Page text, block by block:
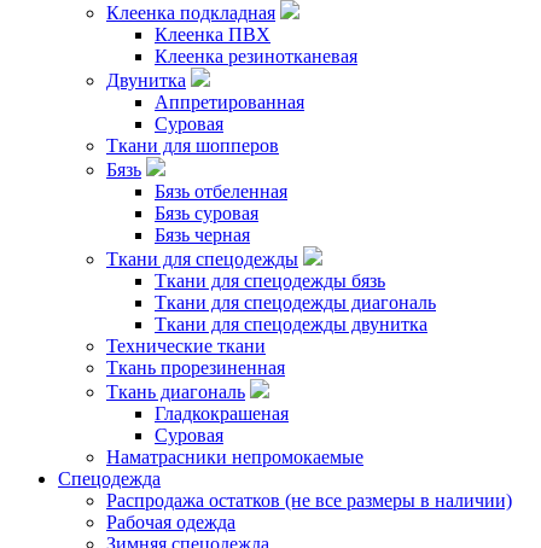
Клеенка подкладная
Клеенка ПВХ
Клеенка резинотканевая
Двунитка
Аппретированная
Суровая
Ткани для шопперов
Бязь
Бязь отбеленная
Бязь суровая
Бязь черная
Ткани для спецодежды
Ткани для спецодежды бязь
Ткани для спецодежды диагональ
Ткани для спецодежды двунитка
Технические ткани
Ткань прорезиненная
Ткань диагональ
Гладкокрашеная
Суровая
Наматрасники непромокаемые
Спецодежда
Распродажа остатков (не все размеры в наличии)
Рабочая одежда
Зимняя спецодежда